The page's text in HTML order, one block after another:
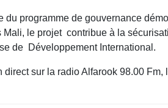
du programme de gouvernance
Mali, le projet contribue à la
de Développement International.
direct sur la radio Alfarook 98.00